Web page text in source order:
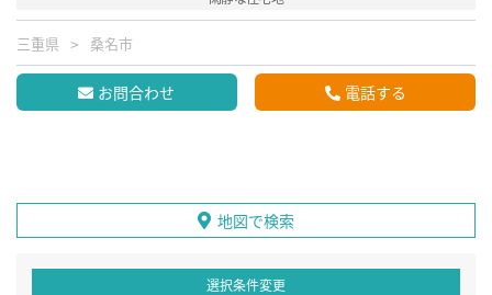
三重県 桑名市
お問合わせ 電話する
地図で検索
選択条件変更